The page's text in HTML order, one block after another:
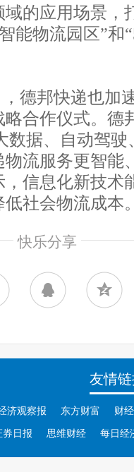
的应用场景，
能物流园区”和
德邦快递也加
合作仪式。德
数据、自动驾
流服务更智能
信息化新技术
社会物流成本
快乐分享
友情
济观察报 东方财富 财
券日报 思维财经 每日经